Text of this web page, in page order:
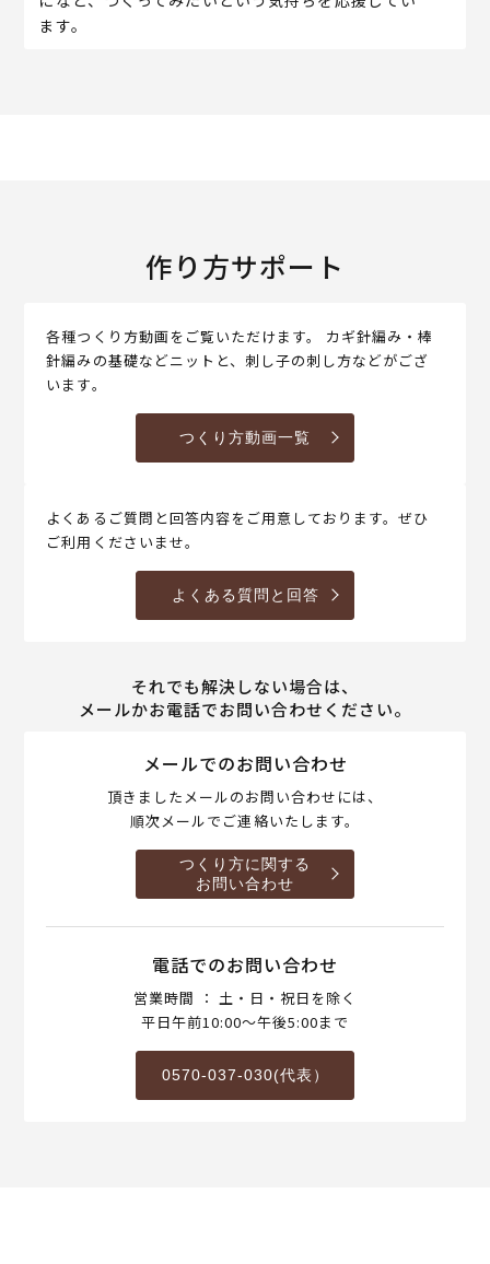
ます。
作り方サポート
各種つくり方動画をご覧いただけます。 カギ針編み・棒
針編みの基礎などニットと、刺し子の刺し方などがござ
います。
つくり方動画一覧
よくあるご質問と回答内容をご用意しております。ぜひ
ご利用くださいませ。
よくある質問と回答
それでも解決しない場合は、
メールかお電話でお問い合わせください。
メールでのお問い合わせ
頂きましたメールのお問い合わせには、
順次メールでご連絡いたします。
つくり方に関する
お問い合わせ
電話でのお問い合わせ
営業時間 ： 土・日・祝日を除く
平日午前10:00～午後5:00まで
0570-037-030(代表）